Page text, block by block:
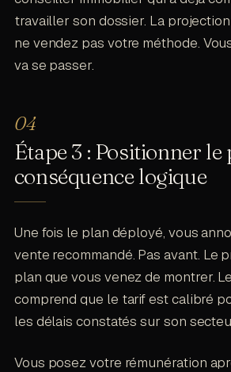
travailler son dossier. La
ne vendez pas votre méthode.
va se passer.
Étape 3 : Positionner
conséquence logique
Une fois le plan déployé, vous
vente recommandé. Pas avant. Le
plan que vous venez de montrer.
comprend que le tarif est calibré
les délais constatés sur son
Vous posez votre rémunération